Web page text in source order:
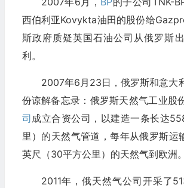
西伯利亚Kovykta油田的股份给
斯政府质疑英国石油公司从俄罗斯
利。
2007年6月23日，俄罗斯和意大
份谅解备忘录：俄罗斯天然气工业股
司成立合资公司，以建造一条长达
里）的天然气管道，每年从俄罗斯运
英尺（30平方公里）的天然气到欧洲。
2011年，俄天然气公司开采了